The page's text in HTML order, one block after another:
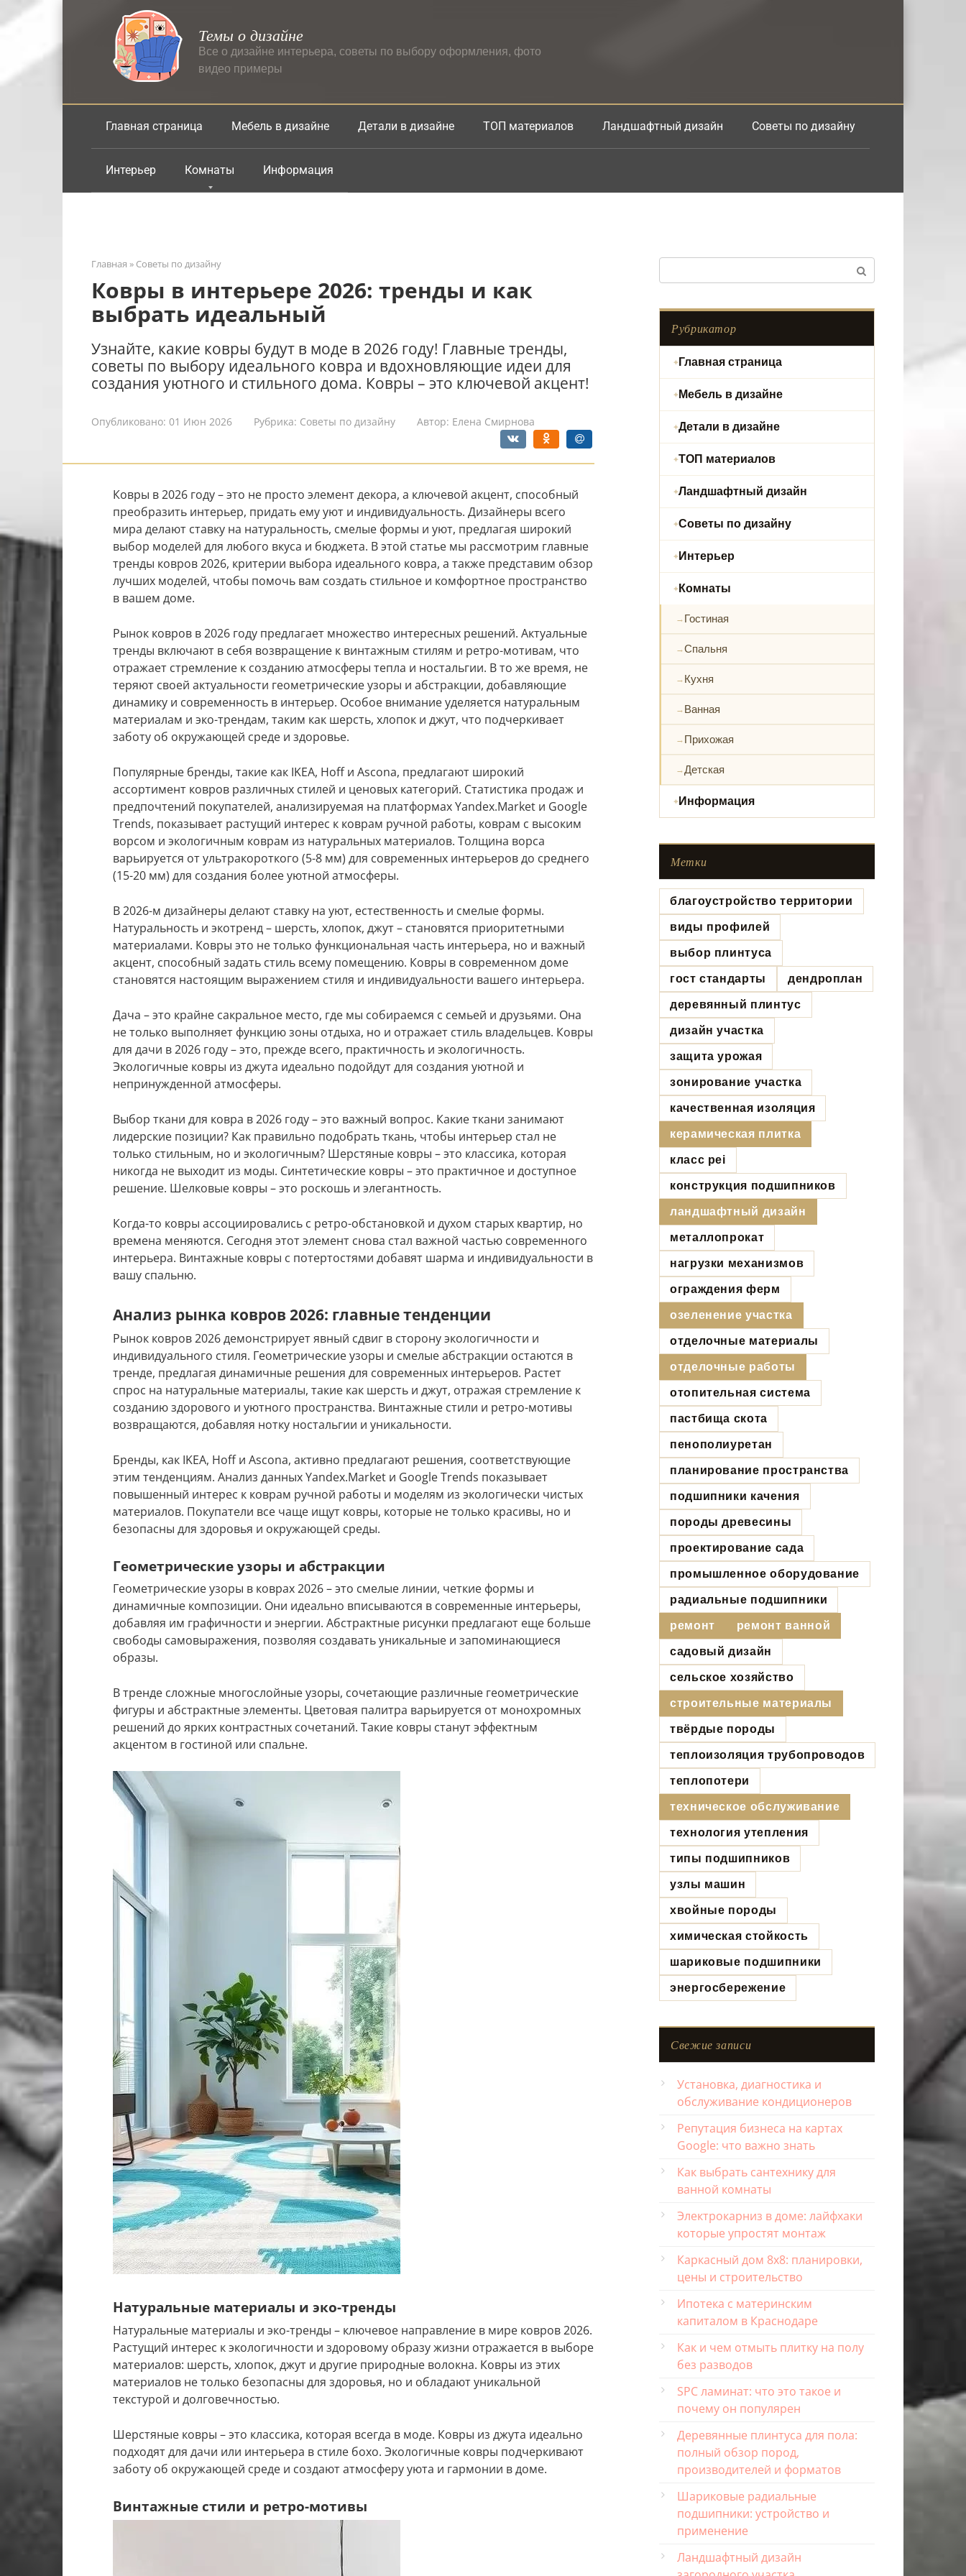
Перейти
к
Темы о дизайне
Все о дизайне интерьера, советы по выбору оформления, фото
видео примеры
Главная страница Мебель в дизайне Детали в дизайне ТОП материалов Ландшафтный дизайн Советы по дизайну
Интерьер Комнаты Информация
Главная » Советы по дизайну
Ковры в интерьере 2026: тренды и как
выбрать идеальный
Узнайте, какие ковры будут в моде в 2026 году! Главные тренды,
советы по выбору идеального ковра и вдохновляющие идеи для
создания уютного и стильного дома. Ковры – это ключевой акцент!
Опубликовано: 01 Июн 2026 Рубрика: Советы по дизайну Автор: Елена Смирнова
Ковры в 2026 году – это не просто элемент декора, а ключевой акцент, способный
преобразить интерьер, придать ему уют и индивидуальность. Дизайнеры всего
мира делают ставку на натуральность, смелые формы и уют, предлагая широкий
выбор моделей для любого вкуса и бюджета. В этой статье мы рассмотрим главные
тренды ковров 2026, критерии выбора идеального ковра, а также представим обзор
лучших моделей, чтобы помочь вам создать стильное и комфортное пространство
в вашем доме.
Рынок ковров в 2026 году предлагает множество интересных решений. Актуальные
тренды включают в себя возвращение к винтажным стилям и ретро-мотивам, что
отражает стремление к созданию атмосферы тепла и ностальгии. В то же время, не
теряют своей актуальности геометрические узоры и абстракции, добавляющие
динамику и современность в интерьер. Особое внимание уделяется натуральным
материалам и эко-трендам, таким как шерсть, хлопок и джут, что подчеркивает
заботу об окружающей среде и здоровье.
Популярные бренды, такие как IKEA, Hoff и Ascona, предлагают широкий
ассортимент ковров различных стилей и ценовых категорий. Статистика продаж и
предпочтений покупателей, анализируемая на платформах Yandex.Market и Google
Trends, показывает растущий интерес к коврам ручной работы, коврам с высоким
ворсом и экологичным коврам из натуральных материалов. Толщина ворса
варьируется от ультракороткого (5-8 мм) для современных интерьеров до среднего
(15-20 мм) для создания более уютной атмосферы.
В 2026-м дизайнеры делают ставку на уют, естественность и смелые формы.
Натуральность и экотренд – шерсть, хлопок, джут – становятся приоритетными
материалами. Ковры это не только функциональная часть интерьера, но и важный
акцент, способный задать стиль всему помещению. Ковры в современном доме
становятся настоящим выражением стиля и индивидуальности вашего интерьера.
Дача – это крайне сакральное место, где мы собираемся с семьей и друзьями. Она
не только выполняет функцию зоны отдыха, но и отражает стиль владельцев. Ковры
для дачи в 2026 году – это, прежде всего, практичность и экологичность.
Экологичные ковры из джута идеально подойдут для создания уютной и
непринужденной атмосферы.
Выбор ткани для ковра в 2026 году – это важный вопрос. Какие ткани занимают
лидерские позиции? Как правильно подобрать ткань, чтобы интерьер стал не
только стильным, но и экологичным? Шерстяные ковры – это классика, которая
никогда не выходит из моды. Синтетические ковры – это практичное и доступное
решение. Шелковые ковры – это роскошь и элегантность.
Когда-то ковры ассоциировались с ретро-обстановкой и духом старых квартир, но
времена меняются. Сегодня этот элемент снова стал важной частью современного
интерьера. Винтажные ковры с потертостями добавят шарма и индивидуальности в
вашу спальню.
Анализ рынка ковров 2026: главные тенденции
Рынок ковров 2026 демонстрирует явный сдвиг в сторону экологичности и
индивидуального стиля. Геометрические узоры и смелые абстракции остаются в
тренде, предлагая динамичные решения для современных интерьеров. Растет
спрос на натуральные материалы, такие как шерсть и джут, отражая стремление к
созданию здорового и уютного пространства. Винтажные стили и ретро-мотивы
возвращаются, добавляя нотку ностальгии и уникальности.
Бренды, как IKEA, Hoff и Ascona, активно предлагают решения, соответствующие
этим тенденциям. Анализ данных Yandex.Market и Google Trends показывает
повышенный интерес к коврам ручной работы и моделям из экологически чистых
материалов. Покупатели все чаще ищут ковры, которые не только красивы, но и
безопасны для здоровья и окружающей среды.
Геометрические узоры и абстракции
Геометрические узоры в коврах 2026 – это смелые линии, четкие формы и
динамичные композиции. Они идеально вписываются в современные интерьеры,
добавляя им графичности и энергии. Абстрактные рисунки предлагают еще больше
свободы самовыражения, позволяя создавать уникальные и запоминающиеся
образы.
В тренде сложные многослойные узоры, сочетающие различные геометрические
фигуры и абстрактные элементы. Цветовая палитра варьируется от монохромных
решений до ярких контрастных сочетаний. Такие ковры станут эффектным
акцентом в гостиной или спальне.
Натуральные материалы и эко-тренды
Натуральные материалы и эко-тренды – ключевое направление в мире ковров 2026.
Растущий интерес к экологичности и здоровому образу жизни отражается в выборе
материалов: шерсть, хлопок, джут и другие природные волокна. Ковры из этих
материалов не только безопасны для здоровья, но и обладают уникальной
текстурой и долговечностью.
Шерстяные ковры – это классика, которая всегда в моде. Ковры из джута идеально
подходят для дачи или интерьера в стиле бохо. Экологичные ковры подчеркивают
заботу об окружающей среде и создают атмосферу уюта и гармонии в доме.
Винтажные стили и ретро-мотивы
Рубрикатор
Главная страница
Мебель в дизайне
Детали в дизайне
ТОП материалов
Ландшафтный дизайн
Советы по дизайну
Интерьер
Комнаты
Гостиная
Спальня
Кухня
Ванная
Прихожая
Детская
Информация
Метки
благоустройство территории
виды профилей
выбор плинтуса
гост стандарты дендроплан
деревянный плинтус
дизайн участка
защита урожая
зонирование участка
качественная изоляция
керамическая плитка
класс pei
конструкция подшипников
ландшафтный дизайн
металлопрокат
нагрузки механизмов
ограждения ферм
озеленение участка
отделочные материалы
отделочные работы
отопительная система
пастбища скота
пенополиуретан
планирование пространства
подшипники качения
породы древесины
проектирование сада
промышленное оборудование
радиальные подшипники
ремонт ремонт ванной
садовый дизайн
сельское хозяйство
строительные материалы
твёрдые породы
теплоизоляция трубопроводов
теплопотери
техническое обслуживание
технология утепления
типы подшипников
узлы машин
хвойные породы
химическая стойкость
шариковые подшипники
энергосбережение
Свежие записи
Установка, диагностика и
обслуживание кондиционеров
Репутация бизнеса на картах
Google: что важно знать
Как выбрать сантехнику для
ванной комнаты
Электрокарниз в доме: лайфхаки
которые упростят монтаж
Каркасный дом 8х8: планировки,
цены и строительство
Ипотека с материнским
капиталом в Краснодаре
Как и чем отмыть плитку на полу
без разводов
SPC ламинат: что это такое и
почему он популярен
Деревянные плинтуса для пола:
полный обзор пород,
производителей и форматов
Шариковые радиальные
подшипники: устройство и
применение
Ландшафтный дизайн